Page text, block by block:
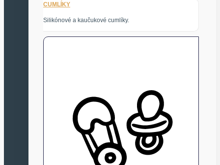
CUMLÍKY
Silikónové a kaučukové cumlíky.